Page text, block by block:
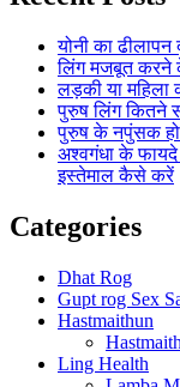
योनी का
लिंग मजबूत करने
लड़की या महिला
पुरुष लिंग कितने
पुरुष के नपुंसक
अश्वगंधा के
इस्तेमाल कैसे करें
Categories
Dhat Rog
Gupt rog Sex
Hastmaithun
Ling Health